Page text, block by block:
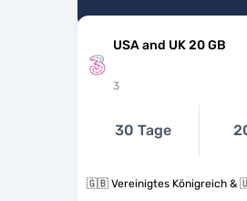
USA and UK 20 GB
3
30 Tage
🇬🇧 Vereinigtes Königreich &